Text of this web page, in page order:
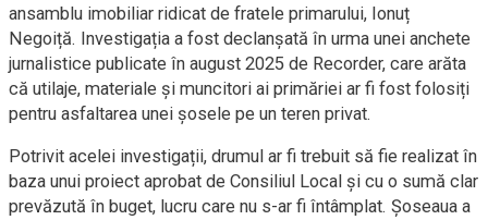
ansamblu imobiliar ridicat de fratele primarului, Ionuț
Negoiță. Investigația a fost declanșată în urma unei anchete
jurnalistice publicate în august 2025 de Recorder, care arăta
că utilaje, materiale și muncitori ai primăriei ar fi fost folosiți
pentru asfaltarea unei șosele pe un teren privat.
Potrivit acelei investigații, drumul ar fi trebuit să fie realizat în
baza unui proiect aprobat de Consiliul Local și cu o sumă clar
prevăzută în buget, lucru care nu s-ar fi întâmplat. Șoseaua a